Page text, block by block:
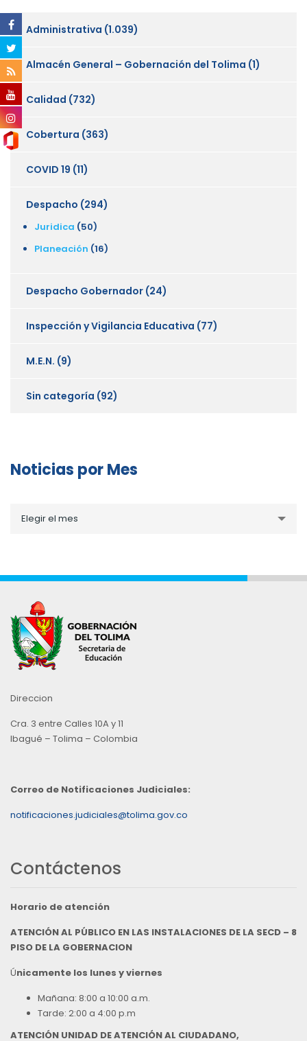
Administrativa (1.039)
Almacén General – Gobernación del Tolima (1)
Calidad (732)
Cobertura (363)
COVID 19 (11)
Despacho (294)
Juridica (50)
Planeación (16)
Despacho Gobernador (24)
Inspección y Vigilancia Educativa (77)
M.E.N. (9)
Sin categoría (92)
Noticias por Mes
porElegir el mes
Direccion
Cra. 3 entre Calles 10A y 11
Ibagué – Tolima – Colombia
Correo de Notificaciones Judiciales:
notificaciones.judiciales@tolima.gov.co
Contáctenos
Horario de atención
ATENCIÓN AL PÚBLICO EN LAS INSTALACIONES DE LA SECD – 8
PISO DE LA GOBERNACION
Únicamente los lunes y viernes
Mañana: 8:00 a 10:00 a.m.
Tarde: 2:00 a 4:00 p.m
ATENCIÓN UNIDAD DE ATENCIÓN AL CIUDADANO,